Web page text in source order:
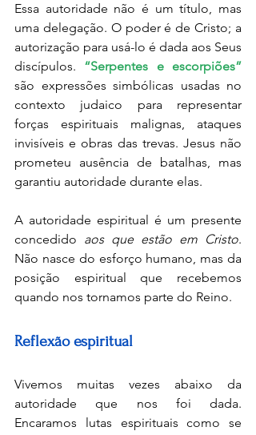
Essa autoridade não é um título, mas
uma delegação. O poder é de Cristo; a
autorização para usá-lo é dada aos Seus
discípulos. “Serpentes e escorpiões”
são expressões simbólicas usadas no
contexto judaico para representar
forças espirituais malignas, ataques
invisíveis e obras das trevas. Jesus não
prometeu ausência de batalhas, mas
garantiu autoridade durante elas.
A autoridade espiritual é um presente
concedido aos que estão em Cristo.
Não nasce do esforço humano, mas da
posição espiritual que recebemos
quando nos tornamos parte do Reino.
Reflexão espiritual
Vivemos muitas vezes abaixo da
autoridade que nos foi dada.
Encaramos lutas espirituais como se